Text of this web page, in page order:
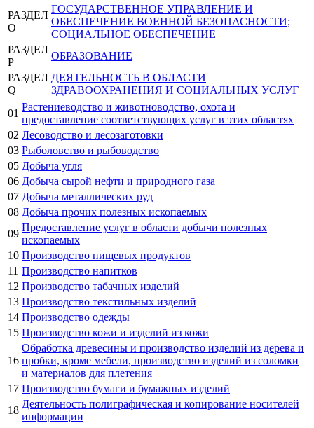
РАЗДЕЛ
O
ГОСУДАРСТВЕННОЕ УПРАВЛЕНИЕ И
ОБЕСПЕЧЕНИЕ ВОЕННОЙ БЕЗОПАСНОСТИ;
СОЦИАЛЬНОЕ ОБЕСПЕЧЕНИЕ
РАЗДЕЛ
P
ОБРАЗОВАНИЕ
РАЗДЕЛ
Q
ДЕЯТЕЛЬНОСТЬ В ОБЛАСТИ
ЗДРАВООХРАНЕНИЯ И СОЦИАЛЬНЫХ УСЛУГ
01
Растениеводство и животноводство, охота и
предоставление соответствующих услуг в этих областях
02 Лесоводство и лесозаготовки
03 Рыболовство и рыбоводство
05 Добыча угля
06 Добыча сырой нефти и природного газа
07 Добыча металлических руд
08 Добыча прочих полезных ископаемых
09
Предоставление услуг в области добычи полезных
ископаемых
10 Производство пищевых продуктов
11 Производство напитков
12 Производство табачных изделий
13 Производство текстильных изделий
14 Производство одежды
15 Производство кожи и изделий из кожи
16
Обработка древесины и производство изделий из дерева и
пробки, кроме мебели, производство изделий из соломки
и материалов для плетения
17 Производство бумаги и бумажных изделий
18
Деятельность полиграфическая и копирование носителей
информации